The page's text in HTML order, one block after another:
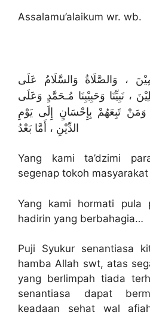
Assalamu’alaikum wr. wb.
، وَالصَّلَاةُ وَالسَّلَامُ عَلَى
، نَبِيِّنَا وَحَبِيْبِنَا مُـحَمَّدٍ وَعَلَى
وَمَنْ تَبِعَهُمْ بِإِحْسَانٍ إِلَى يَوْمِ
الدِّيْنِ ، أَمَّا بَعْدُ
Yang kami ta’dzimi
segenap tokoh
Yang kami hormati pula
hadirin yang berbahagia…
Puji Syukur senantiasa
hamba Allah swt, atas
yang berlimpah tiada
senantiasa dapat
keadaan sehat wal